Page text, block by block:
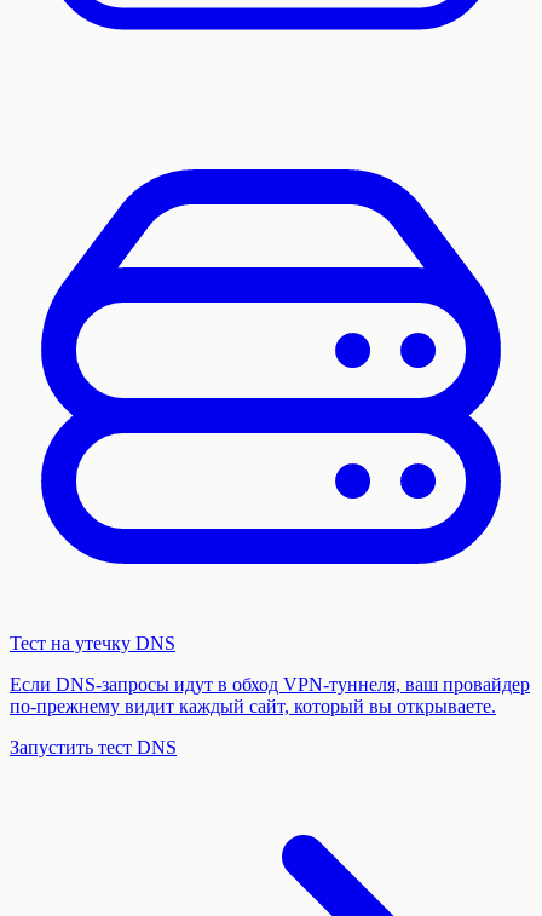
Тест на утечку DNS
Если DNS-запросы идут в обход VPN-туннеля, ваш провайдер
по-прежнему видит каждый сайт, который вы открываете.
Запустить тест DNS